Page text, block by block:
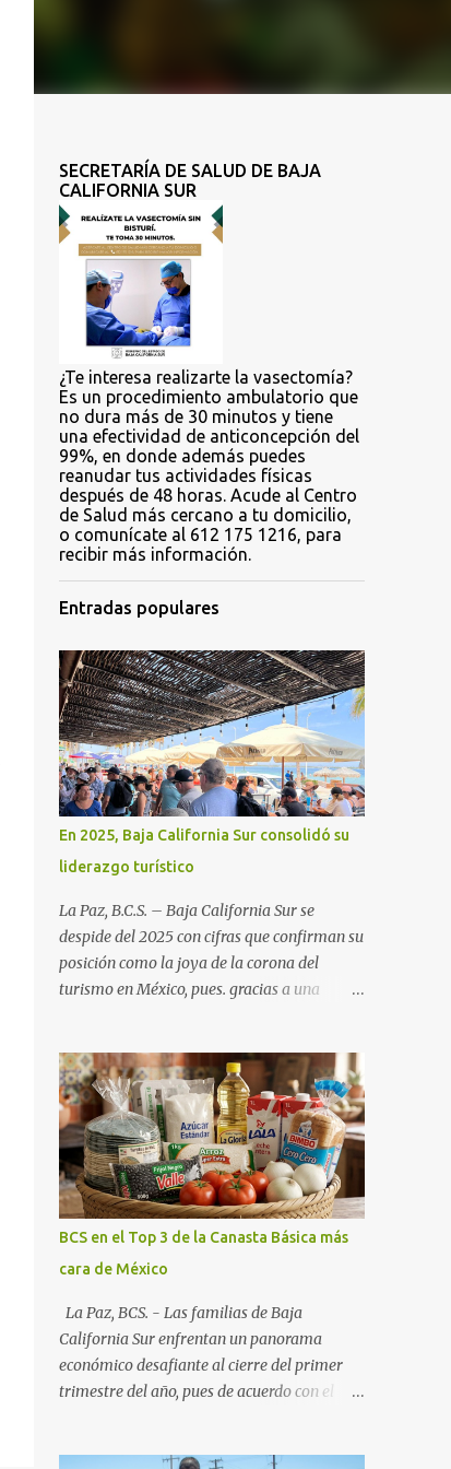
SECRETARÍA DE SALUD DE BAJA
CALIFORNIA SUR
¿Te interesa realizarte la vasectomía?
Es un procedimiento ambulatorio que
no dura más de 30 minutos y tiene
una efectividad de anticoncepción del
99%, en donde además puedes
reanudar tus actividades físicas
después de 48 horas. Acude al Centro
de Salud más cercano a tu domicilio,
o comunícate al 612 175 1216, para
recibir más información.
Entradas populares
En 2025, Baja California Sur consolidó su
liderazgo turístico
La Paz, B.C.S. – Baja California Sur se
despide del 2025 con cifras que confirman su
posición como la joya de la corona del
turismo en México, pues. gracias a una
fideicomisos de promoción, la entidad
proyecta un cierre de año marcado por una
ocupación hotelera robusta, una
conectividad aérea en ascenso y una
derrama económica sin precedentes. Las
proyecciones para este periodo vacacional
son optimistas, con un promedio estatal que
supera el 70% . Sin embargo, la sorpresa del
año la ha dado el norte del estado. Comondú
encabeza las expectativas con un
impresionante 89% de ocupación,
impulsado por el interés creciente en el
turismo de naturaleza. Le siguen destinos
Nuevo). La Paz: 66%. Loreto: 58%. Mulegé:
BCS en el Top 3 de la Canasta Básica más
cara de México
La Paz, BCS. - Las familias de Baja
California Sur enfrentan un panorama
económico desafiante al cierre del primer
trimestre del año, pues de acuerdo con el